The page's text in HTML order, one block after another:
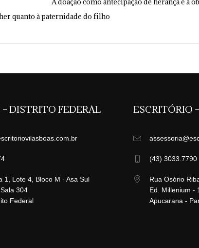
quanto à paternidade do filho
DISTRITO FEDERAL
1, Lote 4, Bloco M - Asa Sul
304
Federal
ESCRITÓRIO
(43) 3033.7790
Rua Osório
Ed. Millenium -
Apucarana -